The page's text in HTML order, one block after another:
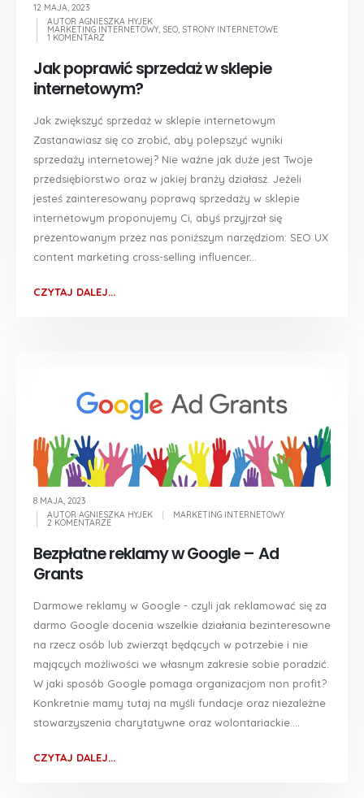
12 MAJA, 2023
AUTOR AGNIESZKA HYJEK
MARKETING INTERNETOWY, SEO, STRONY INTERNETOWE
1 KOMENTARZ
Jak poprawić sprzedaż w sklepie
internetowym?
Jak zwiększyć sprzedaż w sklepie internetowym
Zastanawiasz się co zrobić, aby polepszyć wyniki
sprzedaży internetowej? Nie ważne jak duże jest Twoje
przedsiębiorstwo oraz w jakiej branży działasz. Jeżeli
jesteś zainteresowany poprawą sprzedaży w sklepie
internetowym proponujemy Ci, abyś przyjrzał się
prezentowanym przez nas poniższym narzędziom: SEO UX
content marketing cross-selling influencer...
CZYTAJ DALEJ...
8 MAJA, 2023
AUTOR AGNIESZKA HYJEK MARKETING INTERNETOWY
2 KOMENTARZE
Bezpłatne reklamy w Google – Ad
Grants
Darmowe reklamy w Google - czyli jak reklamować się za
darmo Google docenia wszelkie działania bezinteresowne
na rzecz osób lub zwierząt będących w potrzebie i nie
mających możliwości we własnym zakresie sobie poradzić.
W jaki sposób Google pomaga organizacjom non profit?
Konkretnie mamy tutaj na myśli fundacje oraz niezależne
stowarzyszenia charytatywne oraz wolontariackie....
CZYTAJ DALEJ...